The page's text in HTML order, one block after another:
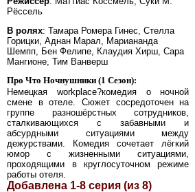
Рёссель
В ролях: Тамара Ромера Гинес, Стелла
Горицки, Аднан Марал, Мариананда
Шемпп, Бен Фелипе, Клаудия Хирш, Сара
Мангионе, Тим Ванверш
Про Что Ночнушники (1 Сезон):
Немецкая workplace?комедия о ночной
смене в отеле. Сюжет сосредоточен на
группе разношёрстных сотрудников,
сталкивающихся с забавными и
абсурдными ситуациями между
дежурствами. Комедия сочетает лёгкий
юмор с жизненными ситуациями,
проходящими в круглосуточном режиме
работы отеля.
Добавлена 1-8 серия (из 8)